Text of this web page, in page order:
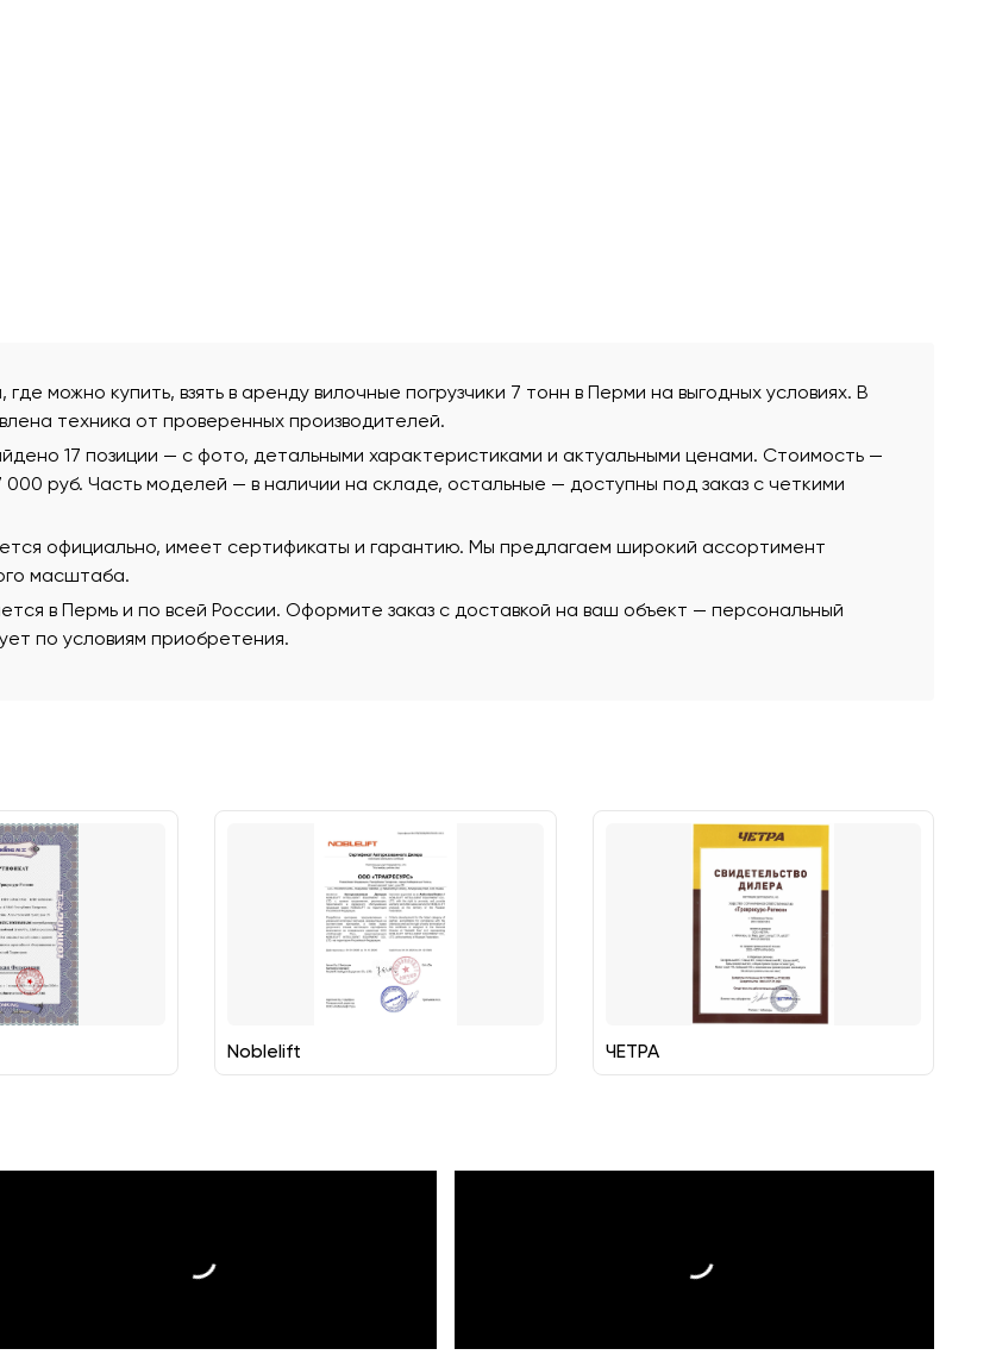
можно купить, взять в аренду вилочные погрузчики 7 тонн в Перми на выгодных условиях. В
техника от проверенных производителей.
17 позиции — с фото, детальными характеристиками и актуальными ценами. Стоимость —
руб. Часть моделей — в наличии на складе, остальные — доступны под заказ с четкими
официально, имеет сертификаты и гарантию. Мы предлагаем широкий ассортимент
масштаба.
в Пермь и по всей России. Оформите заказ с доставкой на ваш объект — персональный
по условиям приобретения.
Noblelift ЧЕТРА